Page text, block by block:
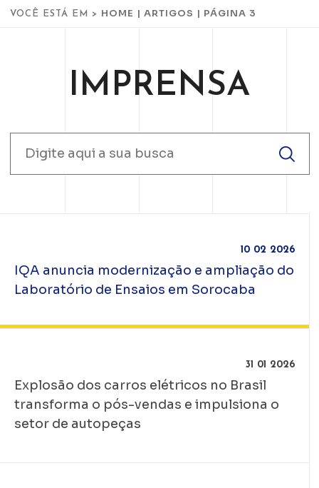
VOCÊ ESTÁ EM > HOME | ARTIGOS | PÁGINA 3
IMPRENSA
10 02 2026
IQA anuncia modernização e ampliação do
Laboratório de Ensaios em Sorocaba
31 01 2026
Explosão dos carros elétricos no Brasil
transforma o pós-vendas e impulsiona o
setor de autopeças